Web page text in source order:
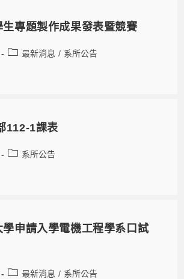
專題製作成果發表暨競賽
最新消息 / 系所公告
112-1課表
系所公告
申請入學電機工程學系口試
最新消息 / 系所公告